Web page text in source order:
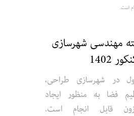
است.
مهندسی شهرسازی
1402
در شهرسازی طراحی،
فضا به منظور ایجاد
قابل انجام است.